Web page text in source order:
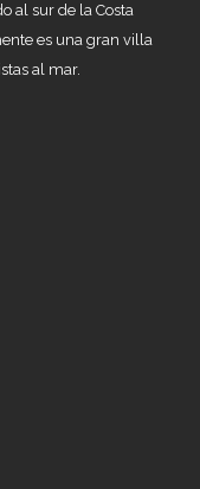
al sur de la Costa
es una gran villa
al mar.